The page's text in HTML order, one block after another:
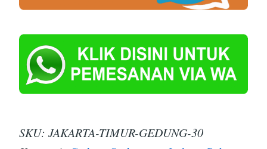
SKU: JAKARTA-TIMUR-GEDUNG-30